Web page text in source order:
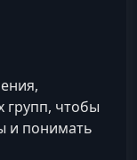
групп, чтобы
и понимать